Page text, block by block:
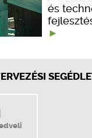
és